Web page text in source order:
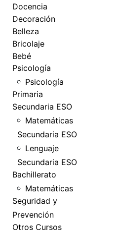
Docencia
Decoración
Belleza
Bricolaje
Bebé
Psicología
Psicología
Primaria
Secundaria ESO
Matemáticas
Secundaria ESO
Lenguaje
Secundaria ESO
Bachillerato
Matemáticas
Seguridad y
Prevención
Otros Cursos